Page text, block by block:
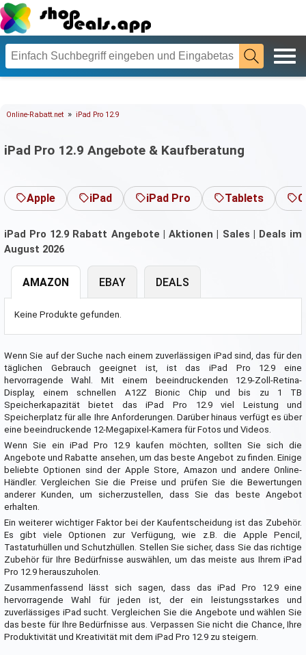
Online-Rabatt.net » iPad Pro 12.9
iPad Pro 12.9 Angebote & Kaufberatung
Apple iPad iPad Pro Tablets
iPad Pro 12.9 Rabatt Angebote | Aktionen | Sales | Deals im
August 2026
AMAZON
Keine Produkte gefunden.
EBAY DEALS
Wenn Sie auf der Suche nach einem zuverlässigen iPad sind, das für den
täglichen Gebrauch geeignet ist, ist das iPad Pro 12.9 eine
hervorragende Wahl. Mit einem beeindruckenden 12.9-Zoll-Retina-
Display, einem schnellen A12Z Bionic Chip und bis zu 1 TB
Speicherkapazität bietet das iPad Pro 12.9 viel Leistung und
Speicherplatz für alle Ihre Anforderungen. Darüber hinaus verfügt es über
eine beeindruckende 12-Megapixel-Kamera für Fotos und Videos.
Wenn Sie ein iPad Pro 12.9 kaufen möchten, sollten Sie sich die
Angebote und Rabatte ansehen, um das beste Angebot zu finden. Einige
beliebte Optionen sind der Apple Store, Amazon und andere Online-
Händler. Vergleichen Sie die Preise und prüfen Sie die Bewertungen
anderer Kunden, um sicherzustellen, dass Sie das beste Angebot
erhalten.
Ein weiterer wichtiger Faktor bei der Kaufentscheidung ist das Zubehör.
Es gibt viele Optionen zur Verfügung, wie z.B. die Apple Pencil,
Tastaturhüllen und Schutzhüllen. Stellen Sie sicher, dass Sie das richtige
Zubehör für Ihre Bedürfnisse auswählen, um das meiste aus Ihrem iPad
Pro 12.9 herauszuholen.
Zusammenfassend lässt sich sagen, dass das iPad Pro 12.9 eine
hervorragende Wahl für jeden ist, der ein leistungsstarkes und
zuverlässiges iPad sucht. Vergleichen Sie die Angebote und wählen Sie
das beste für Ihre Bedürfnisse aus. Verpassen Sie nicht die Chance, Ihre
Produktivität und Kreativität mit dem iPad Pro 12.9 zu steigern.